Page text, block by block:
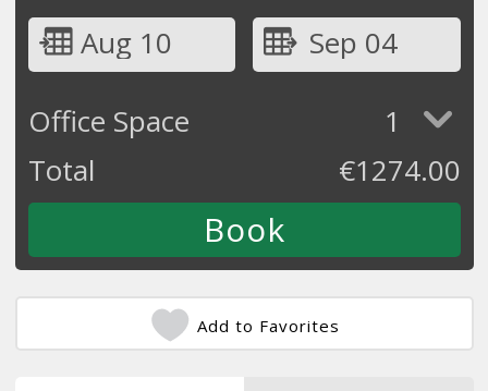
Aug 10
Sep 04
Office Space
1
Total
€1274.00
Add to Favorites